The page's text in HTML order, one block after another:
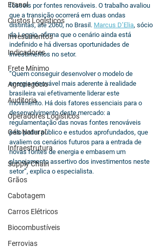
Etanol
Custos Logísticos
Investimentos
Indicadores
Frete Mínimo
Agronegócio
Auditoria
Operadores Logísticos
Gás Natural
Infraestrutura
Supply Chain
Grãos
Cabotagem
Carros Elétricos
Biocombustíveis
Ferrovias
fósseis por fontes renováveis. O trabalho avaliou
que a transição ocorrerá em duas ondas
distintas, até 2060, no Brasil. Marcus D’Elia, sócio
da Leggio, afirma que o cenário ainda está
indefinido e há diversas oportunidades de
investimentos no setor.
“Quem conseguir desenvolver o modelo de
energia renovável mais aderente à realidade
brasileira vai efetivamente liderar este
movimento. Há dois fatores essenciais para o
desenvolvimento deste mercado: a
regulamentação das novas fontes renováveis
pelo poder público e estudos aprofundados, que
avaliem os cenários futuros para a entrada de
novas fontes de energia e embasem um
planejamento assertivo dos investimentos neste
setor”, explica o especialista.